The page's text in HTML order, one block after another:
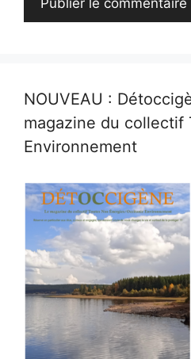
NOUVEAU :
magazine du collectif
Environnement